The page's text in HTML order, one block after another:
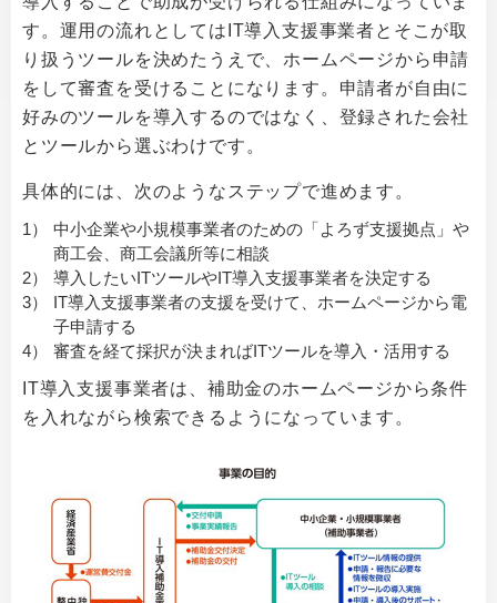
す。運用の流れとしてはIT導入支援事業者とそこが取
り扱うツールを決めたうえで、ホームページから申請
をして審査を受けることになります。申請者が自由に
好みのツールを導入するのではなく、登録された会社
とツールから選ぶわけです。
具体的には、次のようなステップで進めます。
1）
中小企業や小規模事業者のための「よろず支援拠点」や
商工会、商工会議所等に相談
2）
導入したいITツールやIT導入支援事業者を決定する
3）
IT導入支援事業者の支援を受けて、ホームページから電
子申請する
4）
審査を経て採択が決まればITツールを導入・活用する
IT導入支援事業者は、補助金のホームページから条件
を入れながら検索できるようになっています。